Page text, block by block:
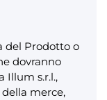
del Prodotto o
dovranno
Illum s.r.l.,
merce,